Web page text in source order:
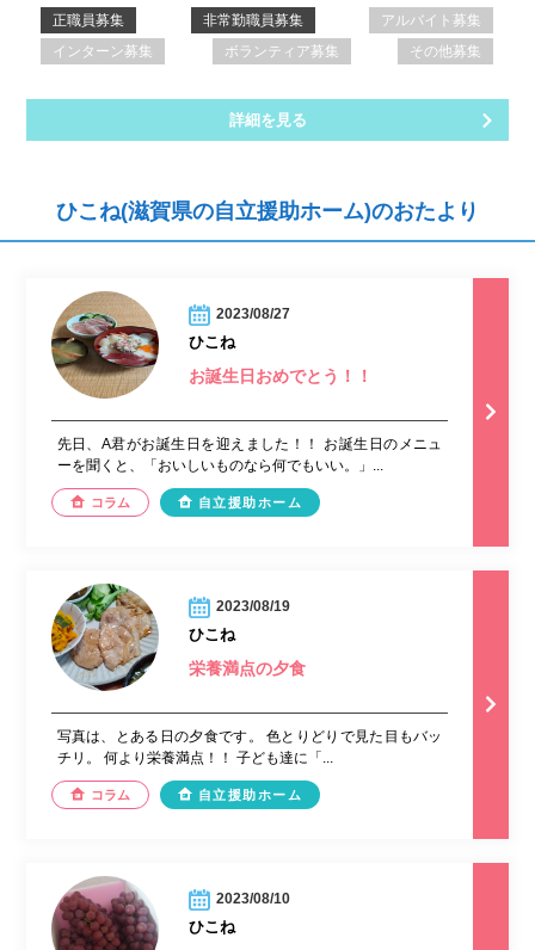
正職員募集 非常勤職員募集
アルバイト募集
インターン募集
ボランティア募集 その他募集
詳細を見る
ひこね(滋賀県の自立援助ホーム)のおたより
2023/08/27
ひこね
お誕生日おめでとう！！
先日、A君がお誕生日を迎えました！！ お誕生日のメニュ
ーを聞くと、「おいしいものなら何でもいい。」...
コラム 自立援助ホーム
2023/08/19
ひこね
栄養満点の夕食
写真は、とある日の夕食です。 色とりどりで見た目もバッ
チリ。 何より栄養満点！！ 子ども達に「...
コラム 自立援助ホーム
2023/08/10
ひこね